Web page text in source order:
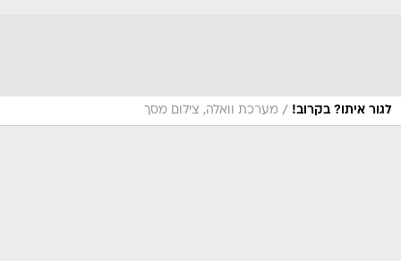
לגור איתו? בקרוב! / מערכת וואלה, צילום מסך